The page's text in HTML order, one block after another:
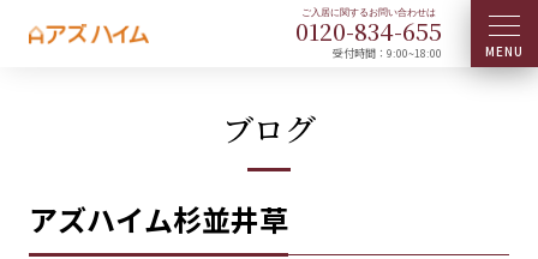
0120-834-655
受付時間：9:00~18:00
ブログ
アズハイム杉並井草